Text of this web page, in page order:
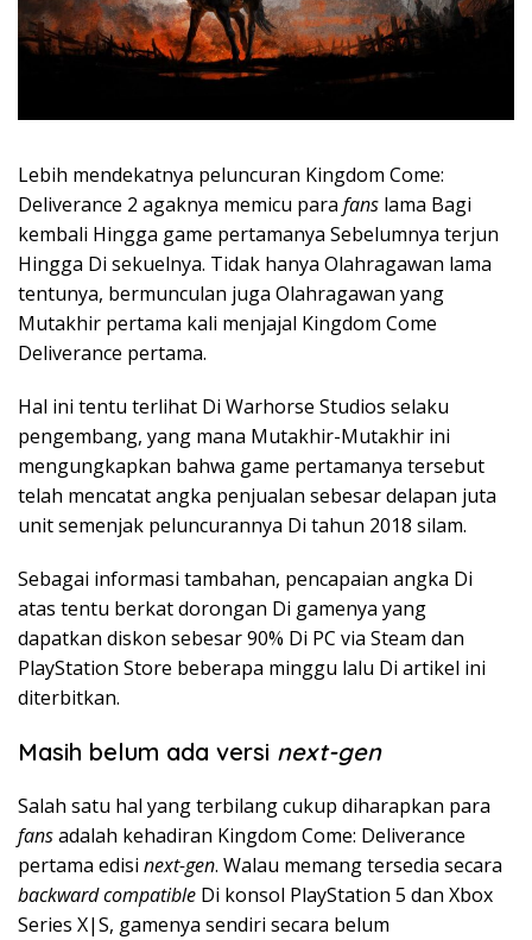
Lebih mendekatnya peluncuran Kingdom Come:
Deliverance 2 agaknya memicu para fans lama Bagi
kembali Hingga game pertamanya Sebelumnya terjun
Hingga Di sekuelnya. Tidak hanya Olahragawan lama
tentunya, bermunculan juga Olahragawan yang
Mutakhir pertama kali menjajal Kingdom Come
Deliverance pertama.
Hal ini tentu terlihat Di Warhorse Studios selaku
pengembang, yang mana Mutakhir-Mutakhir ini
mengungkapkan bahwa game pertamanya tersebut
telah mencatat angka penjualan sebesar delapan juta
unit semenjak peluncurannya Di tahun 2018 silam.
Sebagai informasi tambahan, pencapaian angka Di
atas tentu berkat dorongan Di gamenya yang
dapatkan diskon sebesar 90% Di PC via Steam dan
PlayStation Store beberapa minggu lalu Di artikel ini
diterbitkan.
Masih belum ada versi next-gen
Salah satu hal yang terbilang cukup diharapkan para
fansadalah kehadiran Kingdom Come: Deliverance
pertama edisi next-gen. Walau memang tersedia secara
backward compatible Di konsol PlayStation 5 dan Xbox
Series X|S, gamenya sendiri secara belum